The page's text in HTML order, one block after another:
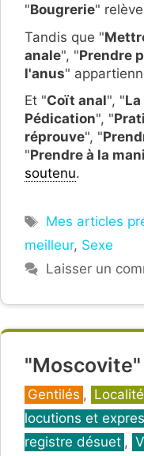
"Bougrerie"
Tandis que "
anale", "Prendre
l'anus"
Et "Coït anal", "
Pédication", "
réprouve", "
"Prendre à la
soutenu.
Étiquettes
Mes articles
meilleur, Sexe
Laisser un
Catégories
Gentilés ,
locutions et
registre désuet ,